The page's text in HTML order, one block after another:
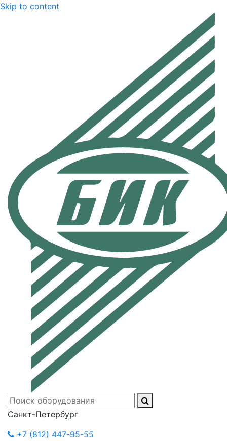
Skip to content
Санкт-Петербург
+7 (812) 447-95-55